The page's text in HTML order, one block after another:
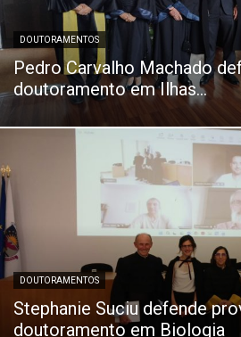
DOUTORAMENTOS
Pedro Carvalho Machado
doutoramento em Ilhas...
DOUTORAMENTOS
Stephanie Suciu defende
doutoramento em Biologia